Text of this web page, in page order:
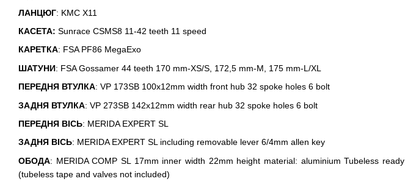
ЛАНЦЮГ: KMC X11
КАСЕТА: Sunrace CSMS8 11-42 teeth 11 speed
КАРЕТКА: FSA PF86 MegaExo
ШАТУНИ: FSA Gossamer 44 teeth 170 mm-XS/S, 172,5 mm-M, 175 mm-L/XL
ПЕРЕДНЯ ВТУЛКА: VP 173SB 100x12mm width front hub 32 spoke holes 6 bolt
ЗАДНЯ ВТУЛКА: VP 273SB 142x12mm width rear hub 32 spoke holes 6 bolt
ПЕРЕДНЯ ВІСЬ: MERIDA EXPERT SL
ЗАДНЯ ВІСЬ: MERIDA EXPERT SL including removable lever 6/4mm allen key
ОБОДА: MERIDA COMP SL 17mm inner width 22mm height material: aluminium Tubeless ready
(tubeless tape and valves not included)